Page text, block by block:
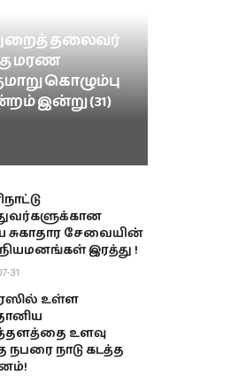
தலைவர்
மரண
கொழும்பு
இன்று (31)
சுகாதார சேவையின்
இரத்து !
31
உள்ள
உளவு
நபரை நாடு கடத்த